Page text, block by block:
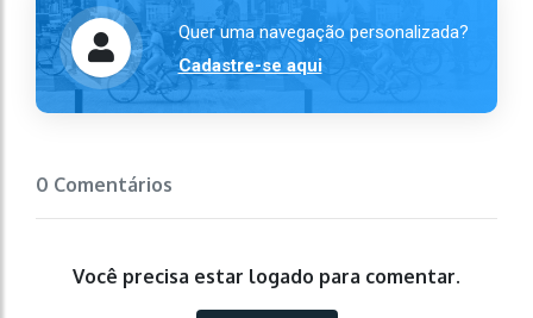
Quer uma navegação personalizada?
Cadastre-se aqui
0 Comentários
Você precisa estar logado para comentar.